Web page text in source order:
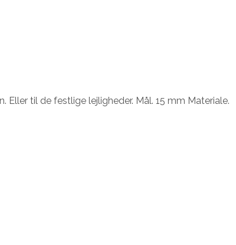
til de festlige lejligheder. Mål. 15 mm Materiale.